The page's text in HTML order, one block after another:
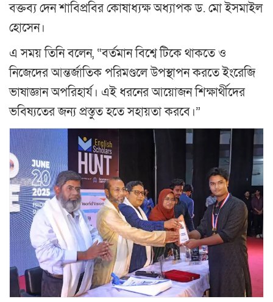
বক্তব্য দেন শাবিপ্রবির কোষাধ্যক্ষ অধ্যাপক ড. মো ইসমাইল
হোসেন।
এ সময় তিনি বলেন, “বর্তমান বিশ্বে টিকে থাকতে ও
নিজেদের আন্তর্জাতিক পরিমণ্ডলে উপস্থাপন করতে ইংরেজি
ভাষাজ্ঞান অপরিহার্য। এই ধরনের আয়োজন শিক্ষার্থীদের
ভবিষ্যতের জন্য প্রস্তুত হতে সহায়তা করবে।”